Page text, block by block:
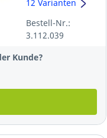
Recycology,
mm, blau
12 Varianten
Bestell-Nr.:
3.112.039
Kunde?